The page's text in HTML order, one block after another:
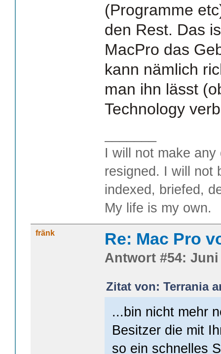
(Programme
den Rest. Das
MacPro das
kann nämlich
man ihn lässt
Technology
I will not make
resigned. I will not
indexed, briefed,
My life is my own.
fränk Re: Mac Pro
Antwort #54: Juni
Zitat von: Terrania
...bin nicht mehr
Besitzer die mit
so ein schnelles